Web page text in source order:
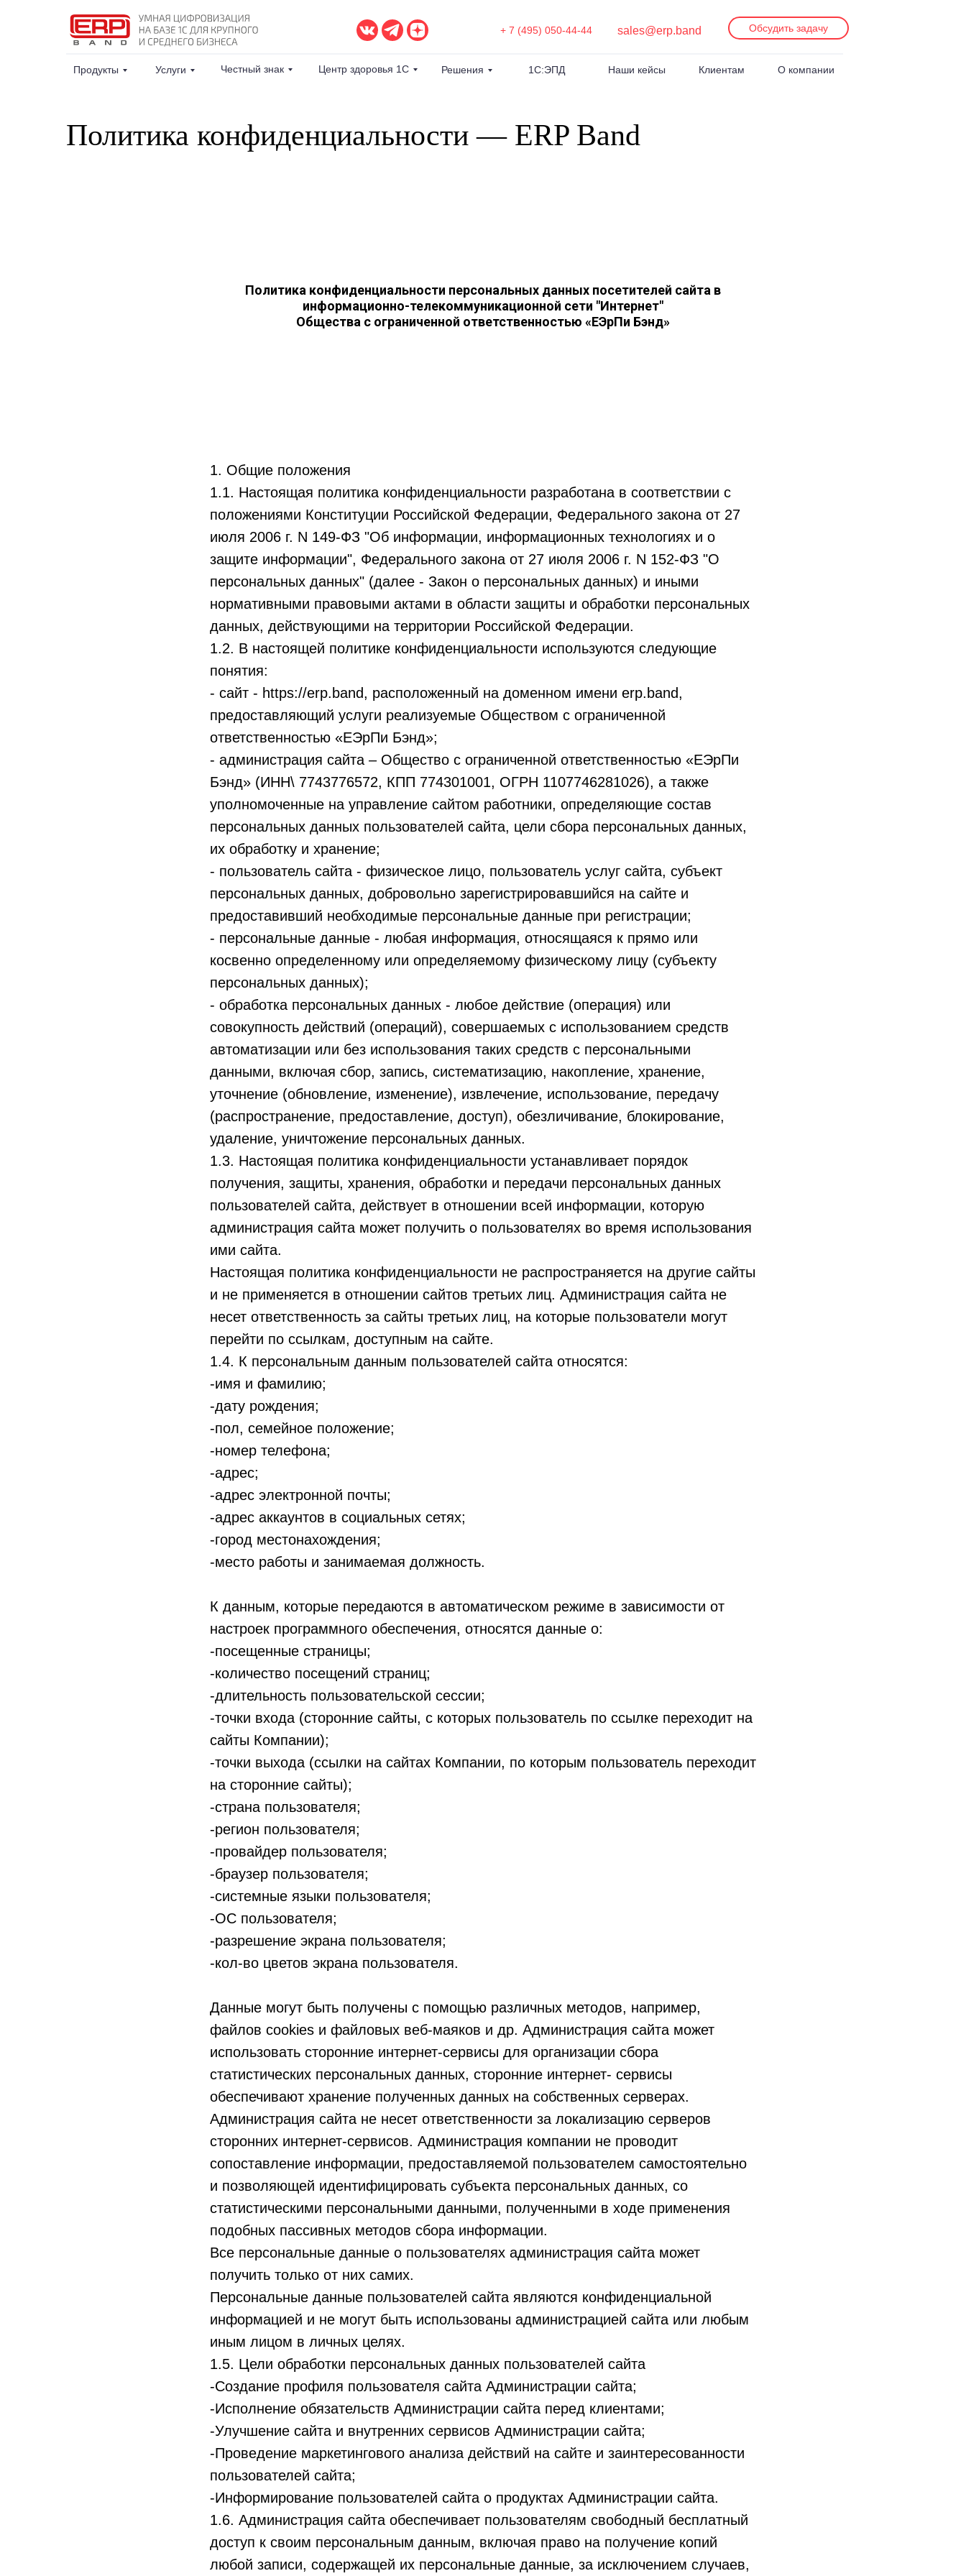
+ 7 (495) 050-44-44 sales@erp.band Обсудить задачу
Продукты Услуги Честный знак О компании
Клиентам
1С:ЭПД
Решения
Центр здоровья 1С Наши кейсы
Политика конфиденциальности — ERP Band
Политика конфиденциальности персональных данных посетителей сайта в
информационно-телекоммуникационной сети "Интернет"
Общества с ограниченной ответственностью «ЕЭрПи Бэнд»
1. Общие положения
1.1. Настоящая политика конфиденциальности разработана в соответствии с
положениями Конституции Российской Федерации, Федерального закона от 27
июля 2006 г. N 149-ФЗ "Об информации, информационных технологиях и о
защите информации", Федерального закона от 27 июля 2006 г. N 152-ФЗ "О
персональных данных" (далее - Закон о персональных данных) и иными
нормативными правовыми актами в области защиты и обработки персональных
данных, действующими на территории Российской Федерации.
1.2. В настоящей политике конфиденциальности используются следующие
понятия:
- сайт - https://erp.band, расположенный на доменном имени erp.band,
предоставляющий услуги реализуемые Обществом с ограниченной
ответственностью «ЕЭрПи Бэнд»;
- администрация сайта – Общество с ограниченной ответственностью «ЕЭрПи
Бэнд» (ИНН\ 7743776572, КПП 774301001, ОГРН 1107746281026), а также
уполномоченные на управление сайтом работники, определяющие состав
персональных данных пользователей сайта, цели сбора персональных данных,
их обработку и хранение;
- пользователь сайта - физическое лицо, пользователь услуг сайта, субъект
персональных данных, добровольно зарегистрировавшийся на сайте и
предоставивший необходимые персональные данные при регистрации;
- персональные данные - любая информация, относящаяся к прямо или
косвенно определенному или определяемому физическому лицу (субъекту
персональных данных);
- обработка персональных данных - любое действие (операция) или
совокупность действий (операций), совершаемых с использованием средств
автоматизации или без использования таких средств с персональными
данными, включая сбор, запись, систематизацию, накопление, хранение,
уточнение (обновление, изменение), извлечение, использование, передачу
(распространение, предоставление, доступ), обезличивание, блокирование,
удаление, уничтожение персональных данных.
1.3. Настоящая политика конфиденциальности устанавливает порядок
получения, защиты, хранения, обработки и передачи персональных данных
пользователей сайта, действует в отношении всей информации, которую
администрация сайта может получить о пользователях во время использования
ими сайта.
Настоящая политика конфиденциальности не распространяется на другие сайты
и не применяется в отношении сайтов третьих лиц. Администрация сайта не
несет ответственность за сайты третьих лиц, на которые пользователи могут
перейти по ссылкам, доступным на сайте.
1.4. К персональным данным пользователей сайта относятся:
-имя и фамилию;
-дату рождения;
-пол, семейное положение;
-номер телефона;
-адрес;
-адрес электронной почты;
-адрес аккаунтов в социальных сетях;
-город местонахождения;
-место работы и занимаемая должность.
К данным, которые передаются в автоматическом режиме в зависимости от
настроек программного обеспечения, относятся данные о:
-посещенные страницы;
-количество посещений страниц;
-длительность пользовательской сессии;
-точки входа (сторонние сайты, с которых пользователь по ссылке переходит на
сайты Компании);
-точки выхода (ссылки на сайтах Компании, по которым пользователь переходит
на сторонние сайты);
-страна пользователя;
-регион пользователя;
-провайдер пользователя;
-браузер пользователя;
-системные языки пользователя;
-ОС пользователя;
-разрешение экрана пользователя;
-кол-во цветов экрана пользователя.
Данные могут быть получены с помощью различных методов, например,
файлов cookies и файловых веб-маяков и др. Администрация сайта может
использовать сторонние интернет-сервисы для организации сбора
статистических персональных данных, сторонние интернет- сервисы
обеспечивают хранение полученных данных на собственных серверах.
Администрация сайта не несет ответственности за локализацию серверов
сторонних интернет-сервисов. Администрация компании не проводит
сопоставление информации, предоставляемой пользователем самостоятельно
и позволяющей идентифицировать субъекта персональных данных, со
статистическими персональными данными, полученными в ходе применения
подобных пассивных методов сбора информации.
Все персональные данные о пользователях администрация сайта может
получить только от них самих.
Персональные данные пользователей сайта являются конфиденциальной
информацией и не могут быть использованы администрацией сайта или любым
иным лицом в личных целях.
1.5. Цели обработки персональных данных пользователей сайта
-Создание профиля пользователя сайта Администрации сайта;
-Исполнение обязательств Администрации сайта перед клиентами;
-Улучшение сайта и внутренних сервисов Администрации сайта;
-Проведение маркетингового анализа действий на сайте и заинтересованности
пользователей сайта;
-Информирование пользователей сайта о продуктах Администрации сайта.
1.6. Администрация сайта обеспечивает пользователям свободный бесплатный
доступ к своим персональным данным, включая право на получение копий
любой записи, содержащей их персональные данные, за исключением случаев,